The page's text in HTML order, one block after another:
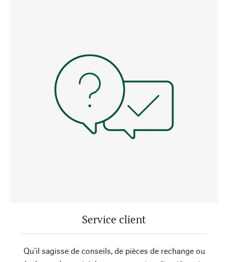
Service client
Qu’il sagisse de conseils, de pièces de rechange ou